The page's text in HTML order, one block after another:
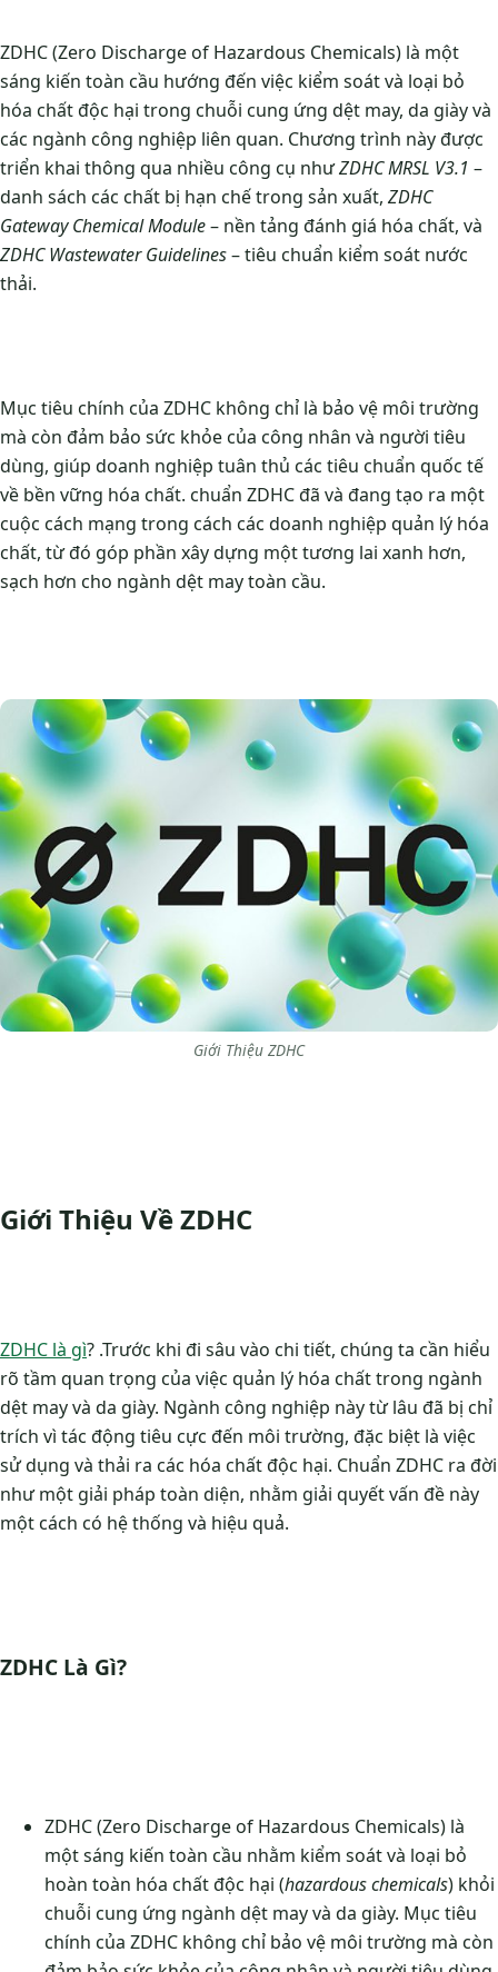
ZDHC (Zero Discharge of Hazardous Chemicals) là một
sáng kiến toàn cầu hướng đến việc kiểm soát và loại bỏ
hóa chất độc hại trong chuỗi cung ứng dệt may, da giày và
các ngành công nghiệp liên quan. Chương trình này được
triển khai thông qua nhiều công cụ nhưZDHC MRSL V3.1 –
danh sách các chất bị hạn chế trong sản xuất, ZDHC
Gateway Chemical Module– nền tảng đánh giá hóa chất, và
ZDHC Wastewater Guidelines– tiêu chuẩn kiểm soát nước
thải.
Mục tiêu chính của ZDHC không chỉ là bảo vệ môi trường
mà còn đảm bảo sức khỏe của công nhân và người tiêu
dùng, giúp doanh nghiệp tuân thủ các tiêu chuẩn quốc tế
về bền vững hóa chất. chuẩn ZDHC đã và đang tạo ra một
cuộc cách mạng trong cách các doanh nghiệp quản lý hóa
chất, từ đó góp phần xây dựng một tương lai xanh hơn,
sạch hơn cho ngành dệt may toàn cầu.
Giới Thiệu ZDHC
Giới Thiệu Về ZDHC
ZDHC là gì? .Trước khi đi sâu vào chi tiết, chúng ta cần hiểu
rõ tầm quan trọng của việc quản lý hóa chất trong ngành
dệt may và da giày. Ngành công nghiệp này từ lâu đã bị chỉ
trích vì tác động tiêu cực đến môi trường, đặc biệt là việc
sử dụng và thải ra các hóa chất độc hại. Chuẩn ZDHC ra đời
như một giải pháp toàn diện, nhằm giải quyết vấn đề này
một cách có hệ thống và hiệu quả.
ZDHC Là Gì?
ZDHC (Zero Discharge of Hazardous Chemicals) là
một sáng kiến toàn cầu nhằm kiểm soát và loại bỏ
hoàn toàn hóa chất độc hại (hazardous chemicals) khỏi
chuỗi cung ứng ngành dệt may và da giày. Mục tiêu
chính của ZDHC không chỉ bảo vệ môi trường mà còn